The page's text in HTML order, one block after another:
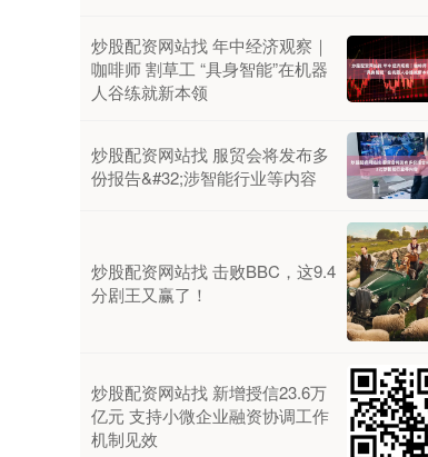
炒股配资网站找 年中经济观察｜
咖啡师 割草工 “具身智能”在机器
人谷练就新本领
炒股配资网站找 服贸会将发布多
份报告&#32;涉智能行业等内容
炒股配资网站找 击败BBC，这9.4
分剧王又赢了！
炒股配资网站找 新增授信23.6万
亿元 支持小微企业融资协调工作
机制见效